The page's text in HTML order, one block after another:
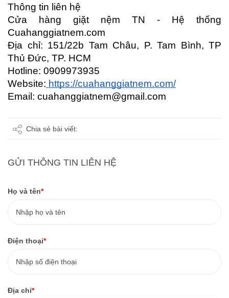
Thông tin liên hệ
Cửa hàng giặt nệm TN - Hệ thống
Cuahanggiatnem.com
Địa chỉ: 151/22b Tam Châu, P. Tam Bình, TP
Thủ Đức, TP. HCM
Hotline: 0909973935
Website: https://cuahanggiatnem.com/
Email: cuahanggiatnem@gmail.com
Chia sẻ bài viết:
GỬI THÔNG TIN LIÊN HỆ
Họ và tên*
Điện thoại*
Địa chỉ*